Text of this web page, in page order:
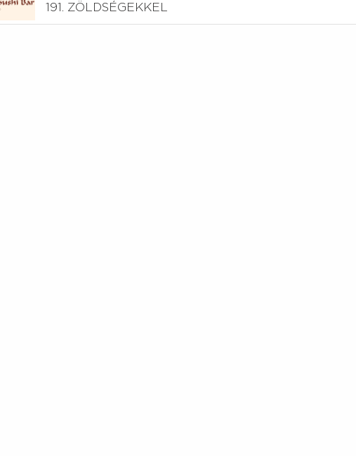
191. ZÖLDSÉGEKKEL